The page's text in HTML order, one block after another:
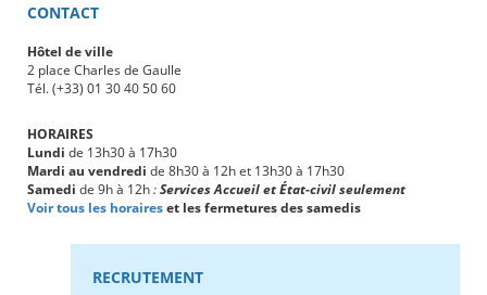
CONTACT
Hôtel de ville
2 place Charles de Gaulle
Tél. (+33) 01 30 40 50 60
HORAIRES
Lundi de 13h30 à 17h30
Mardi au vendredi de 8h30 à 12h et 13h30 à 17h30
Samedi de 9h à 12h:Services Accueil et État-civil seulement
Voir tous les horaireset les fermetures des samedis
RECRUTEMENT